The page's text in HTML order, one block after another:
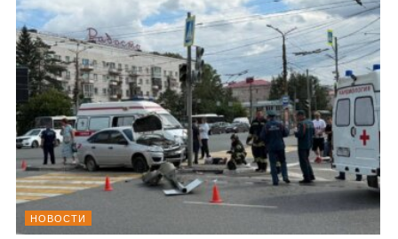
НОВОСТИ